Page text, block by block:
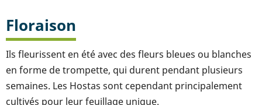
Floraison
Ils fleurissent en été avec des fleurs bleues ou blanches
en forme de trompette, qui durent pendant plusieurs
semaines. Les Hostas sont cependant principalement
cultivés pour leur feuillage unique.